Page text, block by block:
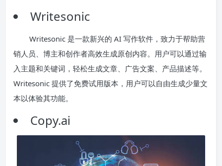
Writesonic
Writesonic 是一款新兴的 AI 写作软件，致力于帮助营
销人员、博主和创作者高效生成原创内容。用户可以通过输
入主题和关键词，轻松生成文章、广告文案、产品描述等。
Writesonic 提供了免费试用版本，用户可以自由生成少量文
本以体验其功能。
Copy.ai